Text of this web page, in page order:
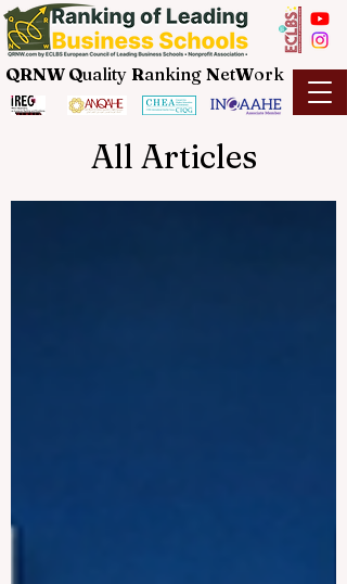
QRNW Quality Ranking NetWork
All Articles